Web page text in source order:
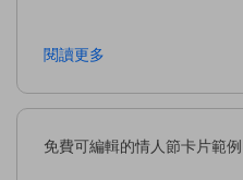
閱讀更多
免費可編輯的情人節卡片範例